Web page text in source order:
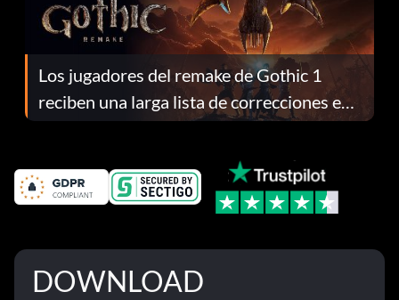
Los jugadores del remake de Gothic 1
reciben una larga lista de correcciones en
el parche 1.0.4
DOWNLOAD